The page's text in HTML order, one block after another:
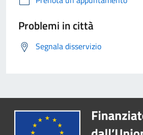
Problemi in città
Segnala disservizio